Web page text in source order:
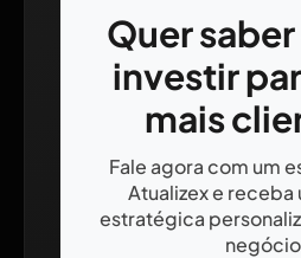
Quer
investir
mais
Fale agora com um
Atualizex e receba
estratégica